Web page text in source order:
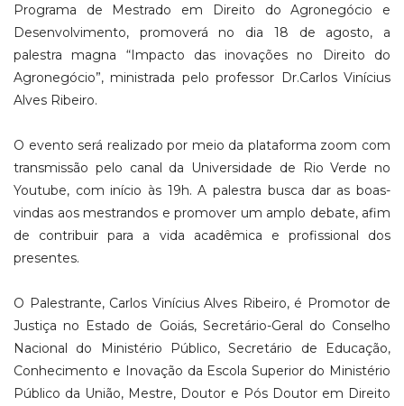
Programa de Mestrado em Direito do Agronegócio e
Desenvolvimento, promoverá no dia 18 de agosto, a
palestra magna “Impacto das inovações no Direito do
Agronegócio”, ministrada pelo professor Dr.Carlos Vinícius
Alves Ribeiro.
O evento será realizado por meio da plataforma zoom com
transmissão pelo canal da Universidade de Rio Verde no
Youtube, com início às 19h. A palestra busca dar as boas-
vindas aos mestrandos e promover um amplo debate, afim
de contribuir para a vida acadêmica e profissional dos
presentes.
O Palestrante, Carlos Vinícius Alves Ribeiro, é Promotor de
Justiça no Estado de Goiás, Secretário-Geral do Conselho
Nacional do Ministério Público, Secretário de Educação,
Conhecimento e Inovação da Escola Superior do Ministério
Público da União, Mestre, Doutor e Pós Doutor em Direito